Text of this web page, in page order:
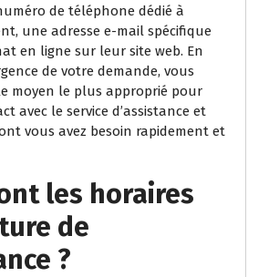
de téléphone dédié à
une adresse e-mail spécifique
en ligne sur leur site web. En
de votre demande, vous
moyen le plus approprié pour
avec le service d’assistance et
vous avez besoin rapidement et
les horaires
de
?